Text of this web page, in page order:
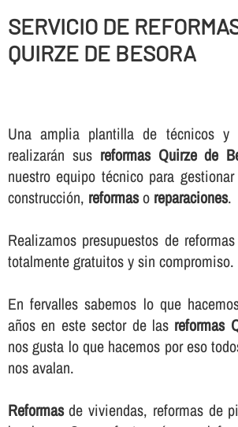
SERVICIO DE
QUIRZE DE BESORA
Una amplia plantilla de técnicos y
realizarán sus reformas Quirze de
nuestro equipo técnico para
construcción, reformaso reparaciones.
Realizamos presupuestos de
totalmente gratuitos y sin compromiso.
En fervalles sabemos lo que
años en este sector de las reformas
nos gusta lo que hacemos por eso
nos avalan.
Reformasde viviendas, reformas de